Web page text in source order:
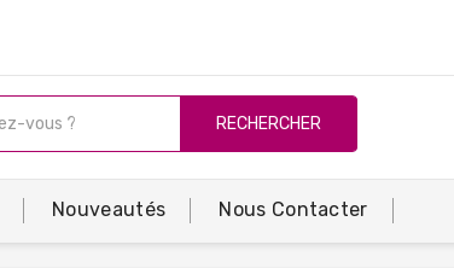
RECHERCHER
Nouveautés Nous Contacter